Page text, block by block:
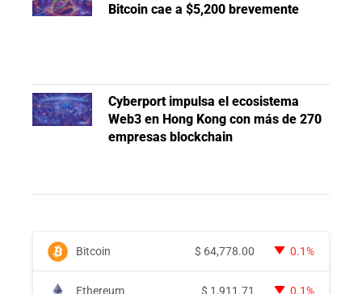
Bitcoin cae a $5,200 brevemente
Cyberport impulsa el ecosistema
Web3 en Hong Kong con más de 270
empresas blockchain
Bitcoin $ 64,778.00 0.1%
Ethereum $ 1,911.71 0.1%